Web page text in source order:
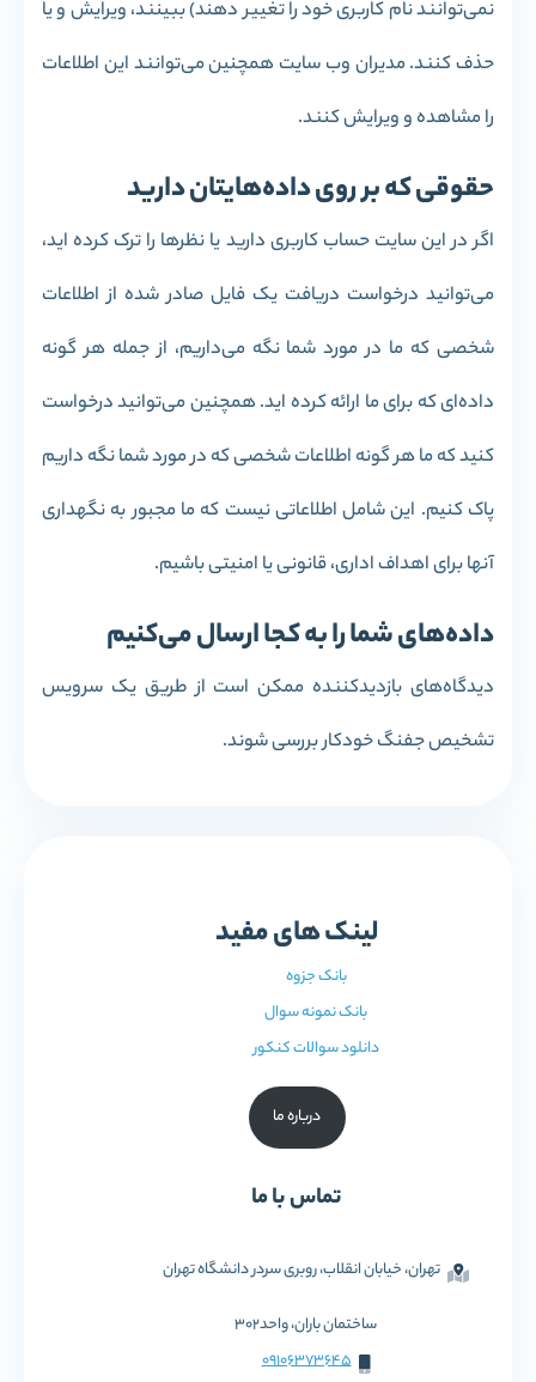
نمی‌توانند نام کاربری خود را تغییر دهند) ببینند، ویرایش و یا
حذف کنند. مدیران وب سایت همچنین می‌توانند این اطلاعات
را مشاهده و ویرایش کنند.
حقوقی که بر روی داده‌هایتان دارید
اگر در این سایت حساب کاربری دارید یا نظرها را ترک کرده اید،
می‌توانید درخواست دریافت یک فایل صادر شده از اطلاعات
شخصی که ما در مورد شما نگه می‌داریم، از جمله هر گونه
داده‌ای که برای ما ارائه کرده اید. همچنین می‌توانید درخواست
کنید که ما هر گونه اطلاعات شخصی که در مورد شما نگه داریم
پاک کنیم. این شامل اطلاعاتی نیست که ما مجبور به نگهداری
آنها برای اهداف اداری، قانونی یا امنیتی باشیم.
داده‌های شما را به کجا ارسال می‌کنیم
دیدگاه‌های بازدیدکننده ممکن است از طریق یک سرویس
تشخیص جفنگ خودکار بررسی شوند.
لینک های مفید
بانک جزوه
بانک نمونه سوال
دانلود سوالات کنکور
درباره ما
تماس با ما
تهران، خیابان انقلاب، روبری سردر دانشگاه تهران
ساختمان باران، واحد302
09106373645